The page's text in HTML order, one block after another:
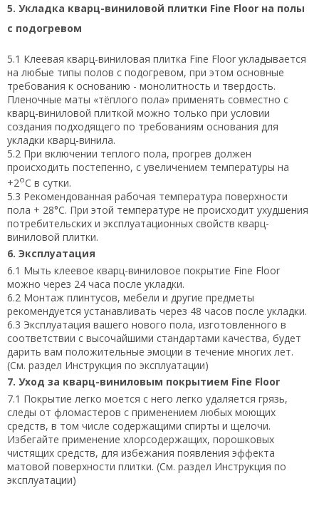
5. Укладка кварц-виниловой плитки Fine Floor на полы
с подогревом
5.1 Клеевая кварц-виниловая плитка Fine Floor укладывается
на любые типы полов с подогревом, при этом основные
требования к основанию - монолитность и твердость.
Пленочные маты «тёплого пола» применять совместно с
кварц-виниловой плиткой можно только при условии
создания подходящего по требованиям основания для
укладки кварц-винила.
5.2 При включении теплого пола, прогрев должен
происходить постепенно, с увеличением температуры на
+2оС в сутки.
5.3 Рекомендованная рабочая температура поверхности
пола + 28°С. При этой температуре не происходит ухудшения
потребительских и эксплуатационных свойств кварц-
виниловой плитки.
6. Эксплуатация
6.1 Мыть клеевое кварц-виниловое покрытие Fine Floor
можно через 24 часа после укладки.
6.2 Монтаж плинтусов, мебели и другие предметы
рекомендуется устанавливать через 48 часов после укладки.
6.3 Эксплуатация вашего нового пола, изготовленного в
соответствии с высочайшими стандартами качества, будет
дарить вам положительные эмоции в течение многих лет.
(См. раздел Инструкция по эксплуатации)
7. Уход за кварц-виниловым покрытием Fine Floor
7.1 Покрытие легко моется с него легко удаляется грязь,
следы от фломастеров с применением любых моющих
средств, в том числе содержащими спирты и щелочи.
Избегайте применение хлорсодержащих, порошковых
чистящих средств, для избежания появления эффекта
матовой поверхности плитки. (См. раздел Инструкция по
эксплуатации)